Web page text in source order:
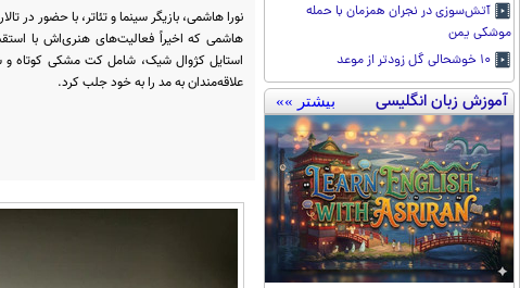
آتش‌سوزی در نجران همزمان با حمله
موشکی یمن
آموزش زبان انگلیسی بیشتر »»
نورا هاشمی، بازیگر سینما و تئاتر، با حضور در
هاشمی که اخیراً فعالیت‌های هنری‌اش با
استایل کژوال شیک، شامل کت مشکی کوتاه و
علاقه‌مندان به مد را به خود جلب کرد.